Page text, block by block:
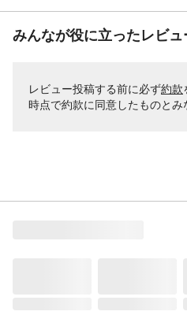
みんなが役に立ったレビュ
レビュー投稿する前に必ず約款
時点で約款に同意したものとみ